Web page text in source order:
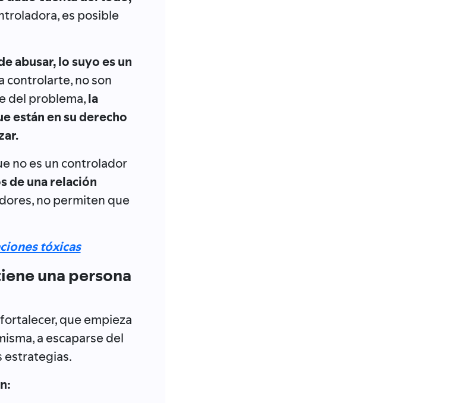
es posible
abusar, lo suyo es un
controlarte, no son
del problema,la
están en su derecho
no es un controlador
de una relación
no permiten que
tóxicas
una persona
que empieza
a escaparse del
estrategias.